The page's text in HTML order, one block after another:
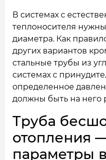
В системах с
теплоносителя
диаметра. Как
других вариантов
стальные трубы из
системах с
определенное
должны быть на него
Труба
отопления
параметры